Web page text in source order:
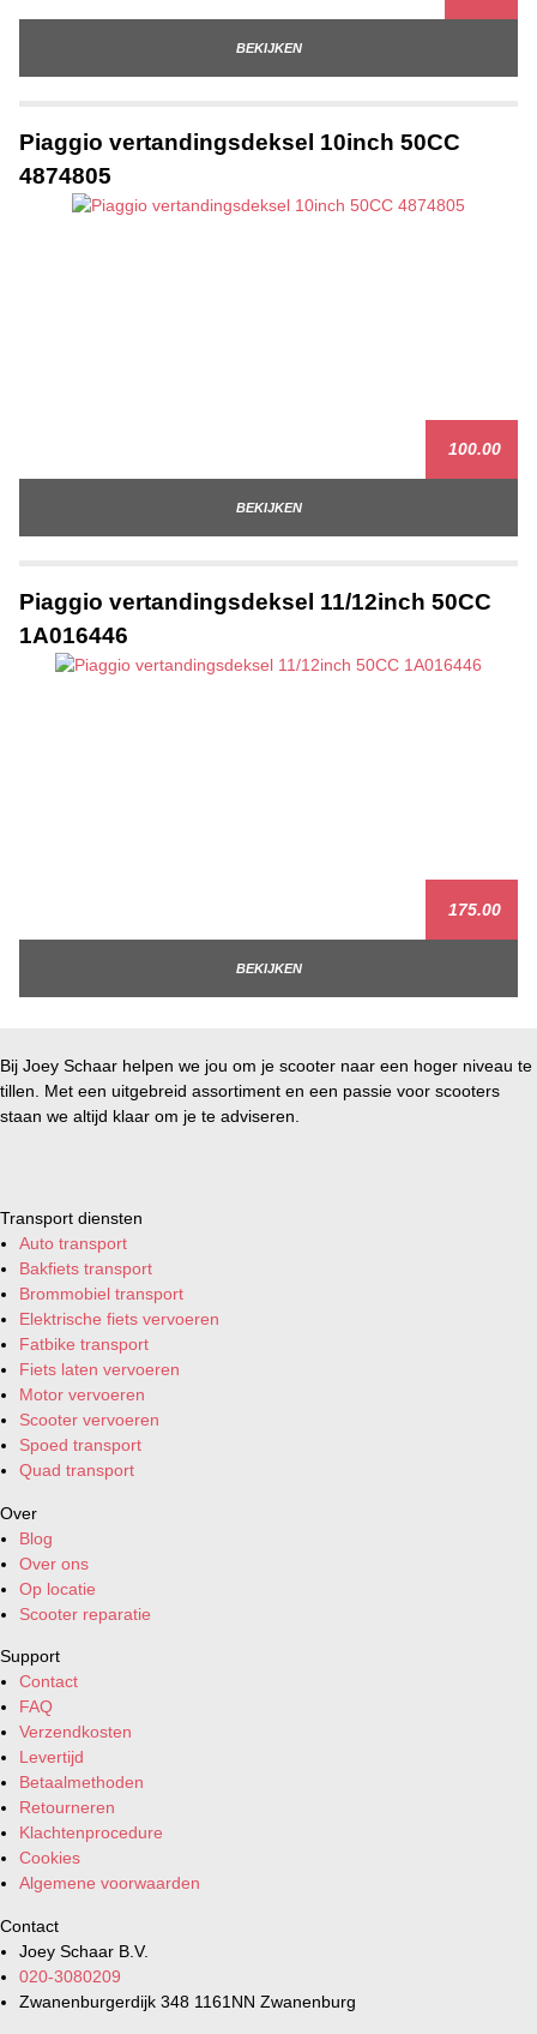
BEKIJKEN
Piaggio vertandingsdeksel 10inch 50CC
4874805
100.00
BEKIJKEN
Piaggio vertandingsdeksel 11/12inch 50CC
1A016446
175.00
BEKIJKEN
Bij Joey Schaar helpen we jou om je scooter naar een hoger niveau te
tillen. Met een uitgebreid assortiment en een passie voor scooters
staan we altijd klaar om je te adviseren.
Transport diensten
Auto transport
Bakfiets transport
Brommobiel transport
Elektrische fiets vervoeren
Fatbike transport
Fiets laten vervoeren
Motor vervoeren
Scooter vervoeren
Spoed transport
Quad transport
Over
Blog
Over ons
Op locatie
Scooter reparatie
Support
Contact
FAQ
Verzendkosten
Levertijd
Betaalmethoden
Retourneren
Klachtenprocedure
Cookies
Algemene voorwaarden
Contact
Joey Schaar B.V.
020-3080209
Zwanenburgerdijk 348 1161NN Zwanenburg